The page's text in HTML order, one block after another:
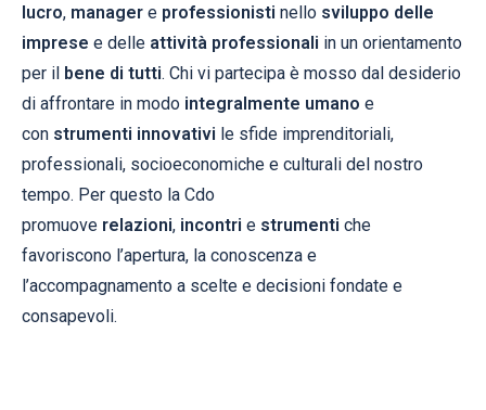
lucro, manager e professionisti nello sviluppo delle
imprese e delle attività professionali in un orientamento
per il bene di tutti. Chi vi partecipa è mosso dal desiderio
di affrontare in modo integralmente umano e
con strumenti innovativi le sfide imprenditoriali,
professionali, socioeconomiche e culturali del nostro
tempo. Per questo la Cdo
promuove relazioni, incontri e strumenti che
favoriscono l’apertura, la conoscenza e
l’accompagnamento a scelte e decisioni fondate e
consapevoli.